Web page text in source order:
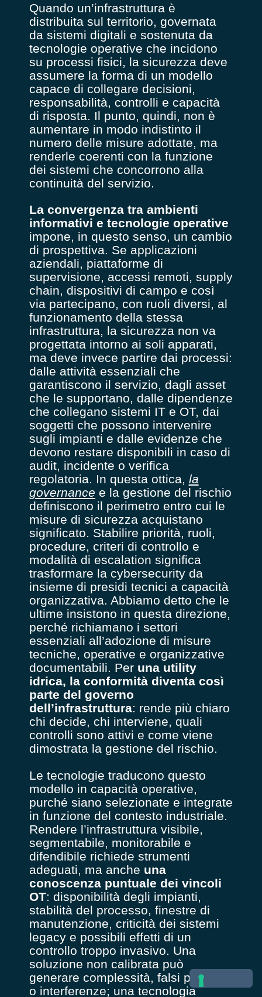
Quando un’infrastruttura è
distribuita sul territorio, governata
da sistemi digitali e sostenuta da
tecnologie operative che incidono
su processi fisici, la sicurezza deve
assumere la forma di un modello
capace di collegare decisioni,
responsabilità, controlli e capacità
di risposta. Il punto, quindi, non è
aumentare in modo indistinto il
numero delle misure adottate, ma
renderle coerenti con la funzione
dei sistemi che concorrono alla
continuità del servizio.
La convergenza tra ambienti
informativi e tecnologie operative
impone, in questo senso, un cambio
di prospettiva. Se applicazioni
aziendali, piattaforme di
supervisione, accessi remoti, supply
chain, dispositivi di campo e così
via partecipano, con ruoli diversi, al
funzionamento della stessa
infrastruttura, la sicurezza non va
progettata intorno ai soli apparati,
ma deve invece partire dai processi:
dalle attività essenziali che
garantiscono il servizio, dagli asset
che le supportano, dalle dipendenze
che collegano sistemi IT e OT, dai
soggetti che possono intervenire
sugli impianti e dalle evidenze che
devono restare disponibili in caso di
audit, incidente o verifica
regolatoria. In questa ottica, la
governance e la gestione del rischio
definiscono il perimetro entro cui le
misure di sicurezza acquistano
significato. Stabilire priorità, ruoli,
procedure, criteri di controllo e
modalità di escalation significa
trasformare la cybersecurity da
insieme di presidi tecnici a capacità
organizzativa. Abbiamo detto che le
ultime insistono in questa direzione,
perché richiamano i settori
essenziali all’adozione di misure
tecniche, operative e organizzative
documentabili. Per una utility
idrica, la conformità diventa così
parte del governo
dell’infrastruttura: rende più chiaro
chi decide, chi interviene, quali
controlli sono attivi e come viene
dimostrata la gestione del rischio.
Le tecnologie traducono questo
modello in capacità operative,
purché siano selezionate e integrate
in funzione del contesto industriale.
Rendere l’infrastruttura visibile,
segmentabile, monitorabile e
difendibile richiede strumenti
adeguati, ma anche una
conoscenza puntuale dei vincoli
OT: disponibilità degli impianti,
stabilità del processo, finestre di
manutenzione, criticità dei sistemi
legacy e possibili effetti di un
controllo troppo invasivo. Una
soluzione non calibrata può
generare complessità, falsi positivi
o interferenze; una tecnologia